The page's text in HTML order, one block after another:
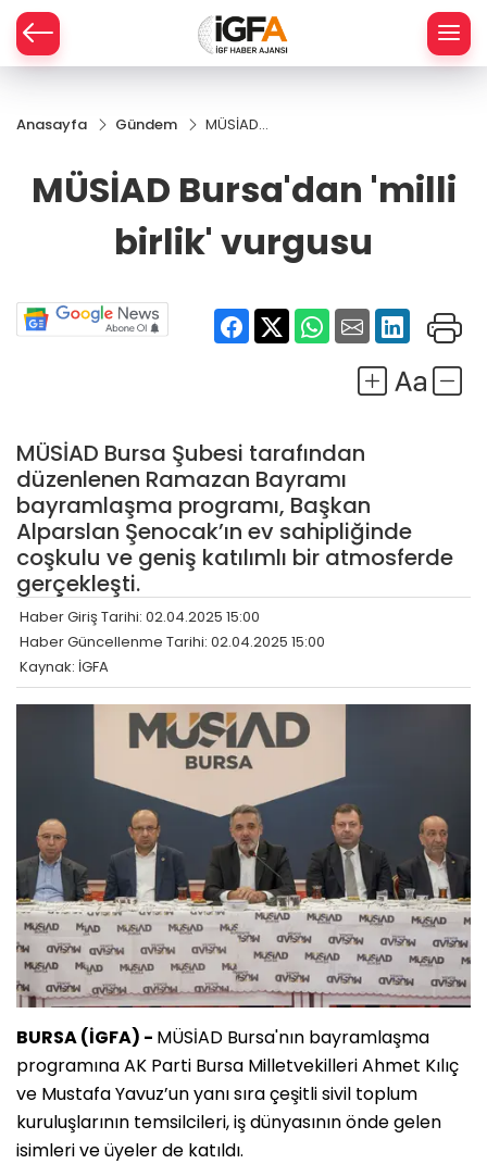
Anasayfa Gündem
MÜSİAD
vurgusu
MÜSİAD Bursa'dan 'milli
birlik' vurgusu
MÜSİAD Bursa Şubesi tarafından
düzenlenen Ramazan Bayramı
bayramlaşma programı, Başkan
Alparslan Şenocak’ın ev sahipliğinde
coşkulu ve geniş katılımlı bir atmosferde
gerçekleşti.
Haber Giriş Tarihi: 02.04.2025 15:00
Haber Güncellenme Tarihi: 02.04.2025 15:00
Kaynak: İGFA
BURSA (İGFA) - MÜSİAD Bursa'nın bayramlaşma
programına AK Parti Bursa Milletvekilleri Ahmet Kılıç
ve Mustafa Yavuz’un yanı sıra çeşitli sivil toplum
kuruluşlarının temsilcileri, iş dünyasının önde gelen
isimleri ve üyeler de katıldı.